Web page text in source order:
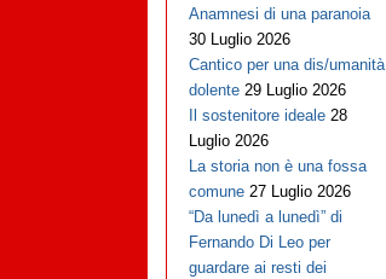
Anamnesi di una paranoia
30 Luglio 2026
Cantico per una dis/umanità
dolente 29 Luglio 2026
Il sostenitore ideale 28
Luglio 2026
La storia non è una fossa
comune 27 Luglio 2026
“Da lunedì a lunedì” di
Fernando Di Leo per
guardare ai resti dei